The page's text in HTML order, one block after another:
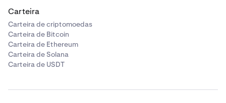
Carteira
Carteira de criptomoedas
Carteira de Bitcoin
Carteira de Ethereum
Carteira de Solana
Carteira de USDT